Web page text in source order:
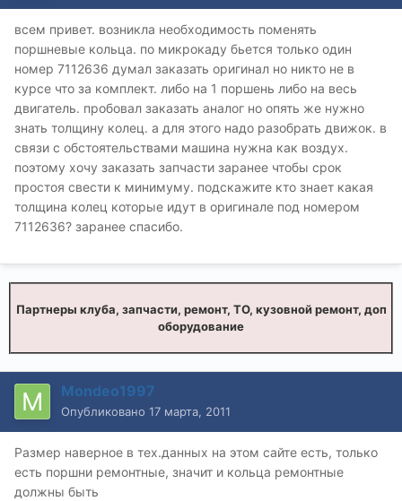
всем привет. возникла необходимость поменять
поршневые кольца. по микрокаду бьется только один
номер 7112636 думал заказать оригинал но никто не в
курсе что за комплект. либо на 1 поршень либо на весь
двигатель. пробовал заказать аналог но опять же нужно
знать толщину колец. а для этого надо разобрать движок. в
связи с обстоятельствами машина нужна как воздух.
поэтому хочу заказать запчасти заранее чтобы срок
простоя свести к минимуму. подскажите кто знает какая
толщина колец которые идут в оригинале под номером
7112636? заранее спасибо.
Партнеры клуба, запчасти, ремонт, ТО, кузовной ремонт, доп
оборудование
Mondeo1997
Опубликовано 17 марта, 2011
Размер наверное в тех.данных на этом сайте есть, только
есть поршни ремонтные, значит и кольца ремонтные
должны быть